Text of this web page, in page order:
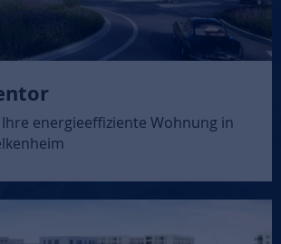
energieeffiziente Wohnung in